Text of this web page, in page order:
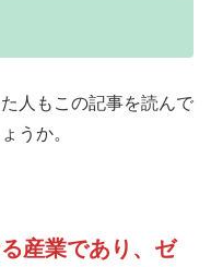
人もこの記事を読んで
うか。
産業であり、ゼ